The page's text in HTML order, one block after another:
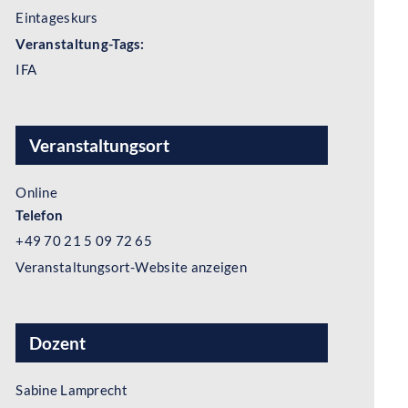
Eintageskurs
Veranstaltung-Tags:
IFA
Veranstaltungsort
Online
Telefon
+49 70 21 5 09 72 65
Veranstaltungsort-Website anzeigen
Dozent
Sabine Lamprecht